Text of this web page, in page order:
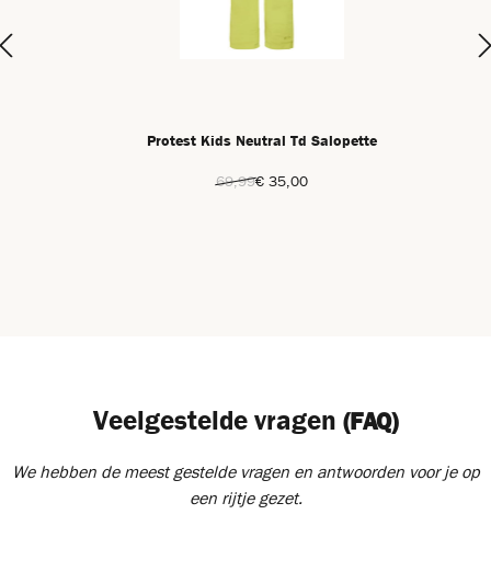
Protest Kids Neutral Td Salopette
69,99€ 35,00
Veelgestelde vragen (FAQ)
We hebben de meest gestelde vragen en antwoorden voor je op
een rijtje gezet.